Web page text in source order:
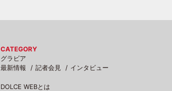
CATEGORY
グラビア
最新情報
記者会見 インタビュー
DOLCE WEBとは